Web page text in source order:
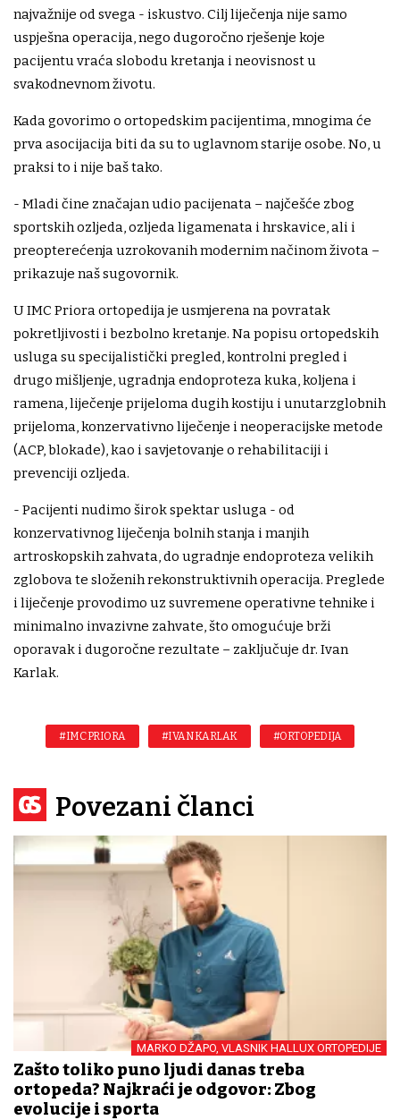
najvažnije od svega - iskustvo. Cilj liječenja nije samo
uspješna operacija, nego dugoročno rješenje koje
pacijentu vraća slobodu kretanja i neovisnost u
svakodnevnom životu.
Kada govorimo o ortopedskim pacijentima, mnogima će
prva asocijacija biti da su to uglavnom starije osobe. No, u
praksi to i nije baš tako.
- Mladi čine značajan udio pacijenata – najčešće zbog
sportskih ozljeda, ozljeda ligamenata i hrskavice, ali i
preopterećenja uzrokovanih modernim načinom života –
prikazuje naš sugovornik.
U IMC Priora ortopedija je usmjerena na povratak
pokretljivosti i bezbolno kretanje. Na popisu ortopedskih
usluga su specijalistički pregled, kontrolni pregled i
drugo mišljenje, ugradnja endoproteza kuka, koljena i
ramena, liječenje prijeloma dugih kostiju i unutarzglobnih
prijeloma, konzervativno liječenje i neoperacijske metode
(ACP, blokade), kao i savjetovanje o rehabilitaciji i
prevenciji ozljeda.
- Pacijenti nudimo širok spektar usluga - od
konzervativnog liječenja bolnih stanja i manjih
artroskopskih zahvata, do ugradnje endoproteza velikih
zglobova te složenih rekonstruktivnih operacija. Preglede
i liječenje provodimo uz suvremene operativne tehnike i
minimalno invazivne zahvate, što omogućuje brži
oporavak i dugoročne rezultate – zaključuje dr. Ivan
Karlak.
#IMC PRIORA #IVAN KARLAK #ORTOPEDIJA
Povezani članci
MARKO DŽAPO, VLASNIK HALLUX ORTOPEDIJE
Zašto toliko puno ljudi danas treba
ortopeda? Najkraći je odgovor: Zbog
evolucije i sporta